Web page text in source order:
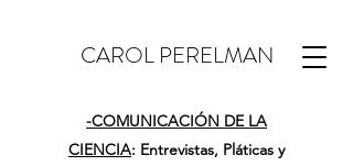
CAROL PERELMAN
-COMUNICACIÓN DE LA
CIENCIA: Entrevistas, Pláticas y